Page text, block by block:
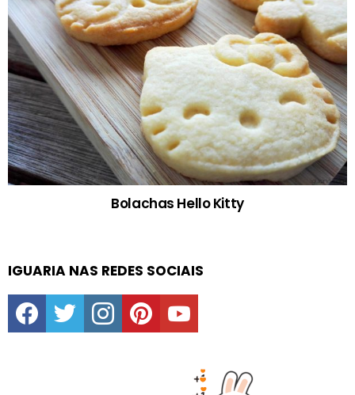
Bolachas Hello Kitty
IGUARIA NAS REDES SOCIAIS
facebooktwitter instagrampinterestyoutube